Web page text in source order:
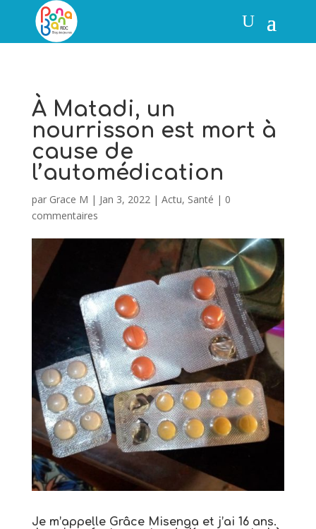
À Matadi, un
nourrisson est mort à
cause de
l’automédication
par Grace M | Jan 3, 2022 | Actu, Santé | 0
commentaires
Je m’appelle Grâce Misenga et j’ai 16 ans.